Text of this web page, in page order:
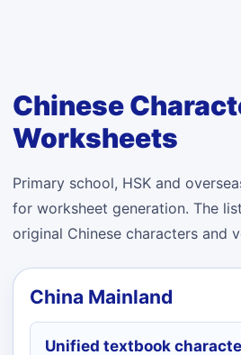
Chinese
Worksheets
Primary school, HSK and
for worksheet generation. The
original Chinese characters and
China Mainland
Unified textbook